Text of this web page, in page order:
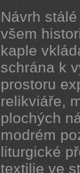
Návrh
všem
kaple
schrána k
prostoru
relikviáře,
plochých
modrém
liturgické
textilie ve